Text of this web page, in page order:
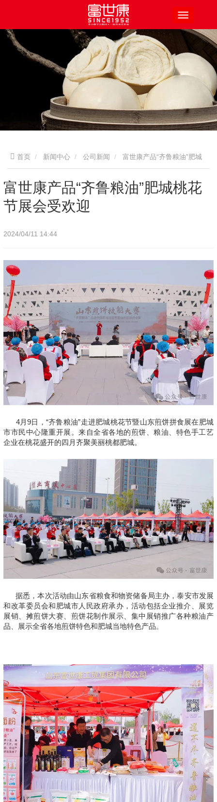
首页 新闻中心 公司新闻
桃花节展会受欢迎
富世康产品“齐鲁粮油”肥城桃花
节展会受欢迎
2024/04/11 14:44
4月9日，“齐鲁粮油”走进肥城桃花节暨山东煎饼拼食展在肥城
市市民中心隆重开展。来自全省各地的煎饼、粮油、特色手工艺
企业在桃花盛开的四月齐聚美丽桃都肥城。
据悉，本次活动由山东省粮食和物资储备局主办，泰安市发展
和改革委员会和肥城市人民政府承办，活动包括企业推介、展览
展销、摊煎饼大赛、煎饼花制作展示、集中展销推广各种粮油产
品、展示全省各地煎饼特色和肥城当地特色产品。